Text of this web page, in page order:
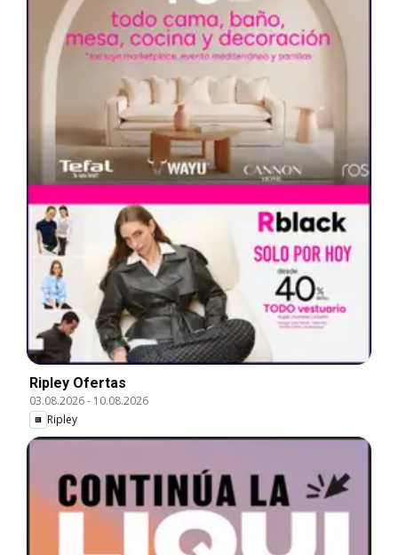
Ripley Ofertas
03.08.2026- 10.08.2026
Ripley